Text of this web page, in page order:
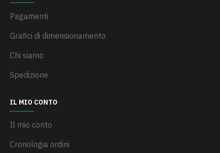
Pagamenti
Grafici di dimensionamento
Chi siamo
Spedizione
IL MIO CONTO
Il mio conto
Cronologia ordini